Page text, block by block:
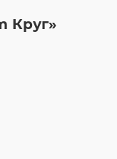
Круг»